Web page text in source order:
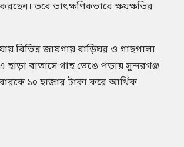
তবে তাৎক্ষণিকভাবে ক্ষয়ক্ষতির
বিভিন্ন জায়গায় বাড়িঘর ও গাছপালা
বাতাসে গাছ ভেঙে পড়ায় সুন্দরগঞ্জ
১০ হাজার টাকা করে আর্থিক